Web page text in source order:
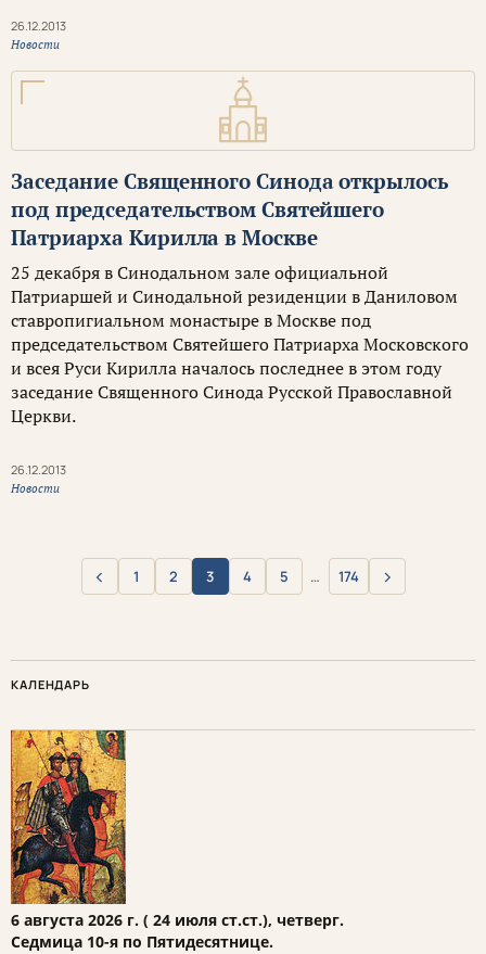
26.12.2013
Новости
Заседание Священного Синода открылось
под председательством Святейшего
Патриарха Кирилла в Москве
25 декабря в Синодальном зале официальной
Патриаршей и Синодальной резиденции в Даниловом
ставропигиальном монастыре в Москве под
председательством Святейшего Патриарха Московского
и всея Руси Кирилла началось последнее в этом году
заседание Священного Синода Русской Православной
Церкви.
26.12.2013
Новости
Назад
‹ 1 2 3 4 5 … 174 Вперёд
›
КАЛЕНДАРЬ
6 августа 2026 г. ( 24 июля ст.ст.), четверг.
Седмица 10-я по Пятидесятнице.